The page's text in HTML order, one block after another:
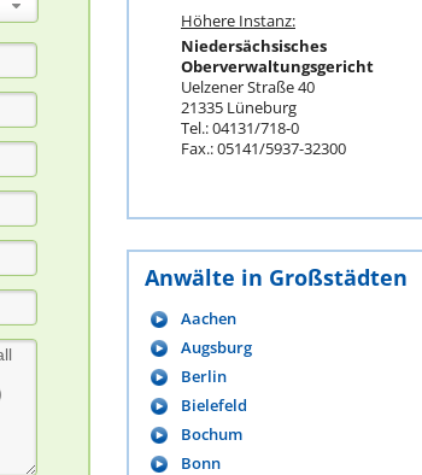
Höhere Instanz:
Niedersächsisches
Oberverwaltungsgericht
Uelzener Straße 40
21335 Lüneburg
Tel.: 04131/718-0
Fax.: 05141/5937-32300
Anwälte in Großstädten
Aachen
Augsburg
Berlin
Bielefeld
Bochum
Bonn